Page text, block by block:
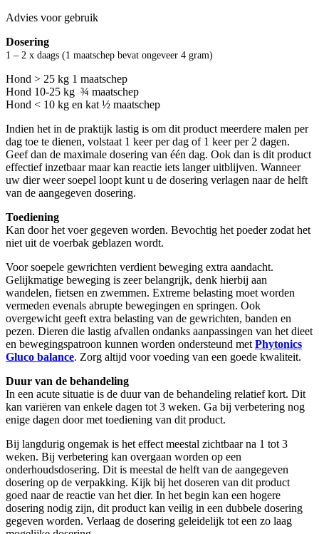
Advies voor gebruik
Dosering
1 – 2 x daags (1 maatschep bevat ongeveer 4 gram)
Hond > 25 kg 1 maatschep
Hond 10-25 kg ¾ maatschep
Hond < 10 kg en kat ½ maatschep
Indien het in de praktijk lastig is om dit product meerdere malen per
dag toe te dienen, volstaat 1 keer per dag of 1 keer per 2 dagen.
Geef dan de maximale dosering van één dag. Ook dan is dit product
effectief inzetbaar maar kan reactie iets langer uitblijven. Wanneer
uw dier weer soepel loopt kunt u de dosering verlagen naar de helft
van de aangegeven dosering.
Toediening
Kan door het voer gegeven worden. Bevochtig het poeder zodat het
niet uit de voerbak geblazen wordt.
Voor soepele gewrichten verdient beweging extra aandacht.
Gelijkmatige beweging is zeer belangrijk, denk hierbij aan
wandelen, fietsen en zwemmen. Extreme belasting moet worden
vermeden evenals abrupte bewegingen en springen. Ook
overgewicht geeft extra belasting van de gewrichten, banden en
pezen. Dieren die lastig afvallen ondanks aanpassingen van het dieet
en bewegingspatroon kunnen worden ondersteund met Phytonics
Gluco balance. Zorg altijd voor voeding van een goede kwaliteit.
Duur van de behandeling
In een acute situatie is de duur van de behandeling relatief kort. Dit
kan variëren van enkele dagen tot 3 weken. Ga bij verbetering nog
enige dagen door met toediening van dit product.
Bij langdurig ongemak is het effect meestal zichtbaar na 1 tot 3
weken. Bij verbetering kan overgaan worden op een
onderhoudsdosering. Dit is meestal de helft van de aangegeven
dosering op de verpakking. Kijk bij het doseren van dit product
goed naar de reactie van het dier. In het begin kan een hogere
dosering nodig zijn, dit product kan veilig in een dubbele dosering
gegeven worden. Verlaag de dosering geleidelijk tot een zo laag